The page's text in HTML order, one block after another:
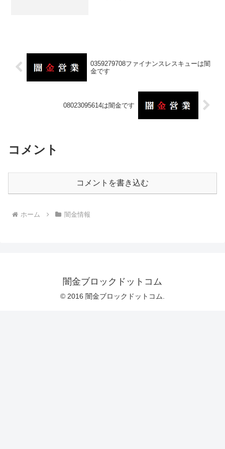
0359279708ファイナンスレスキューは闇
金です
08023095614は闇金です
コメント
コメントを書き込む
ホーム 闇金情報
闇金ブロックドットコム
© 2016 闇金ブロックドットコム.